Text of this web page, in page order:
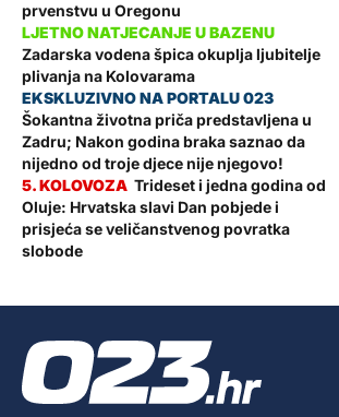
prvenstvu u Oregonu
Zadarska vodena špica okuplja ljubitelje
plivanja na Kolovarama
Šokantna životna priča predstavljena u
Zadru; Nakon godina braka saznao da
nijedno od troje djece nije njegovo!
Trideset i jedna godina od
Oluje: Hrvatska slavi Dan pobjede i
prisjeća se veličanstvenog povratka
slobode